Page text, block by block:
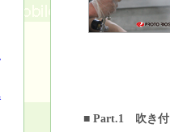
■ Part.1 吹き付